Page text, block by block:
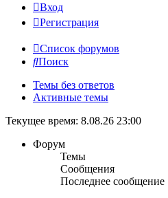
Вход
Регистрация
Список форумов
Поиск
Темы без ответов
Активные темы
Текущее время: 8.08.26 23:00
Форум
Темы
Сообщения
Последнее сообщение